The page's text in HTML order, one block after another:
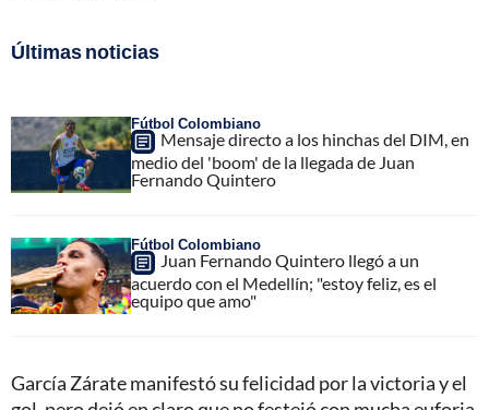
Últimas noticias
Fútbol Colombiano
Mensaje directo a los hinchas del DIM, en
medio del 'boom' de la llegada de Juan
Fernando Quintero
Fútbol Colombiano
Juan Fernando Quintero llegó a un
acuerdo con el Medellín; "estoy feliz, es el
equipo que amo"
García Zárate manifestó su felicidad por la victoria y el